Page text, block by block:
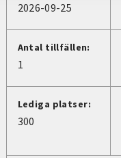
2026-09-25
Antal tillfällen:
1
Lediga platser:
300